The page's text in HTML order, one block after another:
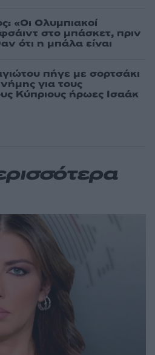
«Οι Ολυμπιακοί
στο μπάσκετ, πριν
ότι η μπάλα είναι
πήγε με σορτσάκι
για τους
Κύπριους ήρωες Ισαάκ